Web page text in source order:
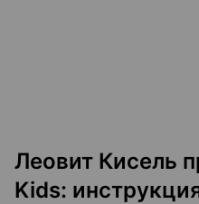
Леовит Кисель
Kids: